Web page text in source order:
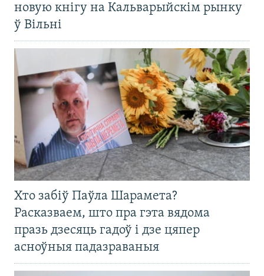
новую кнігу на Кальварыйскім рынку
ў Вільні
Хто забіў Паўла Шарамета?
Расказваем, што пра гэта вядома
празь дзесяць гадоў і дзе цяпер
асноўныя падазраваныя